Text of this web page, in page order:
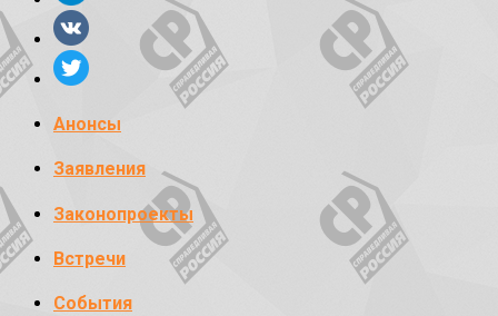
Анонсы
Заявления
Законопроекты
Встречи
События